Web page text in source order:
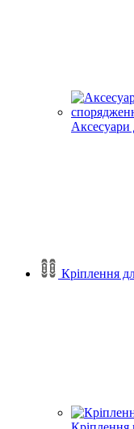
Аксесуари
Кріплення